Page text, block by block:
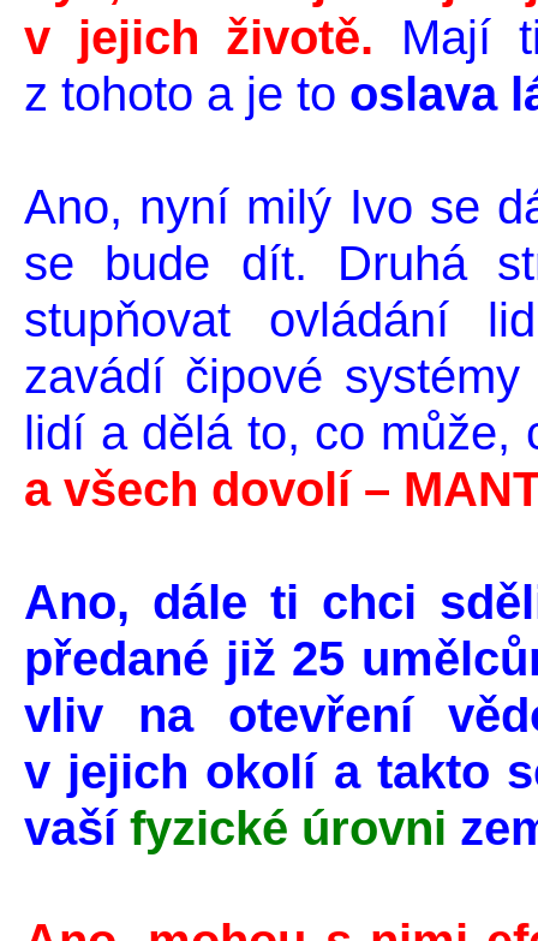
v jejich životě. Mají
z tohoto a je to oslava
Ano, nyní milý Ivo se
se bude dít. Druhá
stupňovat ovládání
zavádí čipové
lidí a dělá to, co
a všech dovolí –
Ano, dále ti chci
předané již 25
vliv na otevření
v jejich okolí a takto
vašífyzické úrovni